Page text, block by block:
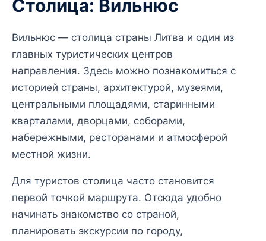
Столица: Вильнюс
Вильнюс — столица страны Литва и один из
главных туристических центров
направления. Здесь можно познакомиться с
историей страны, архитектурой, музеями,
центральными площадями, старинными
кварталами, дворцами, соборами,
набережными, ресторанами и атмосферой
местной жизни.
Для туристов столица часто становится
первой точкой маршрута. Отсюда удобно
начинать знакомство со страной,
планировать экскурсии по городу,